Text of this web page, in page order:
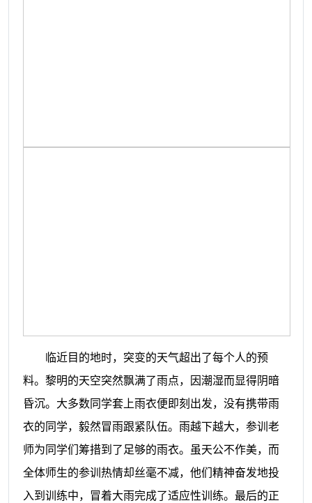
临近目的地时，突变的天气超出了每个人的预
料。黎明的天空突然飘满了雨点，因潮湿而显得阴暗
昏沉。大多数同学套上雨衣便即刻出发，没有携带雨
衣的同学，毅然冒雨跟紧队伍。雨越下越大，参训老
师为同学们筹措到了足够的雨衣。虽天公不作美，而
全体师生的参训热情却丝毫不减，他们精神奋发地投
入到训练中，冒着大雨完成了适应性训练。最后的正